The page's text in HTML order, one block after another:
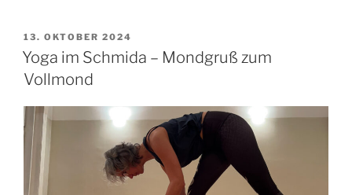
VERÖFFENTLICHT
AM
13. OKTOBER 2024
Yoga im Schmida – Mondgruß zum
Vollmond